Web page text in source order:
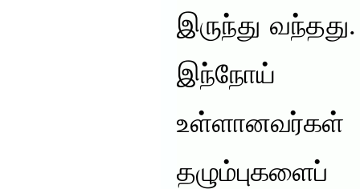
இருந்து
இந்நோய்